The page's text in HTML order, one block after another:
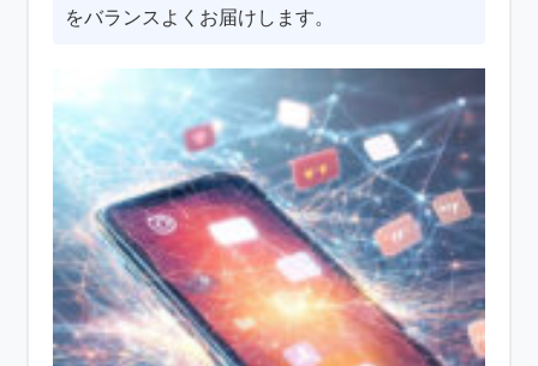
をバランスよくお届けします。